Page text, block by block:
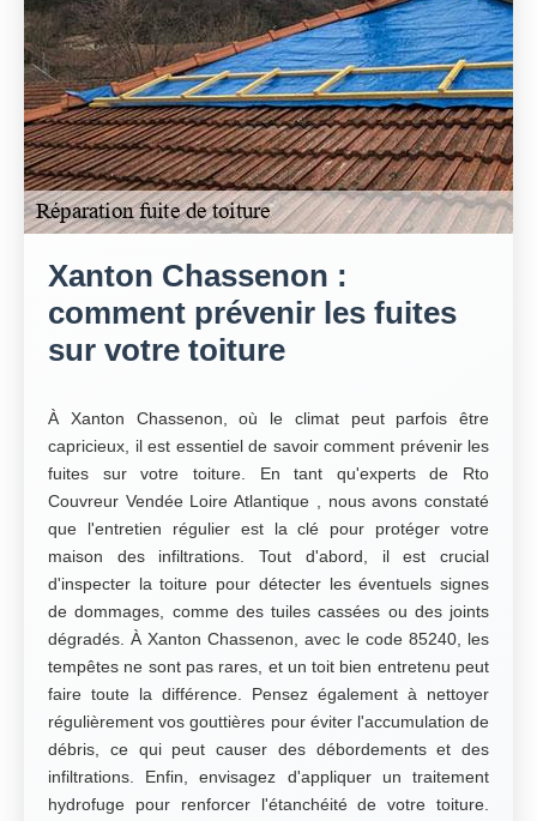
Xanton Chassenon :
comment prévenir les fuites
sur votre toiture
À Xanton Chassenon, où le climat peut parfois être
capricieux, il est essentiel de savoir comment prévenir les
fuites sur votre toiture. En tant qu'experts de Rto
Couvreur Vendée Loire Atlantique , nous avons constaté
que l'entretien régulier est la clé pour protéger votre
maison des infiltrations. Tout d'abord, il est crucial
d'inspecter la toiture pour détecter les éventuels signes
de dommages, comme des tuiles cassées ou des joints
dégradés. À Xanton Chassenon, avec le code 85240, les
tempêtes ne sont pas rares, et un toit bien entretenu peut
faire toute la différence. Pensez également à nettoyer
régulièrement vos gouttières pour éviter l'accumulation de
débris, ce qui peut causer des débordements et des
infiltrations. Enfin, envisagez d'appliquer un traitement
hydrofuge pour renforcer l'étanchéité de votre toiture.